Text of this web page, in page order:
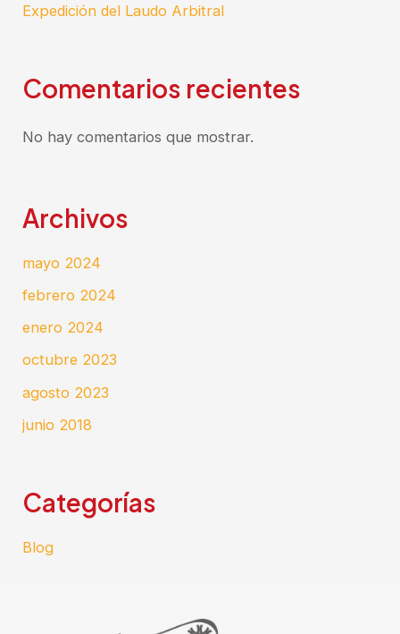
Expedición del Laudo Arbitral
Comentarios recientes
No hay comentarios que mostrar.
Archivos
mayo 2024
febrero 2024
enero 2024
octubre 2023
agosto 2023
junio 2018
Categorías
Blog